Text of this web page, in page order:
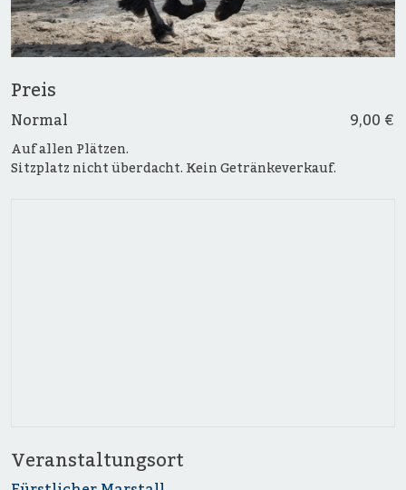
Preis
Normal 9,00 €
Auf allen Plätzen.
Sitzplatz nicht überdacht. Kein Getränkeverkauf.
Veranstaltungsort